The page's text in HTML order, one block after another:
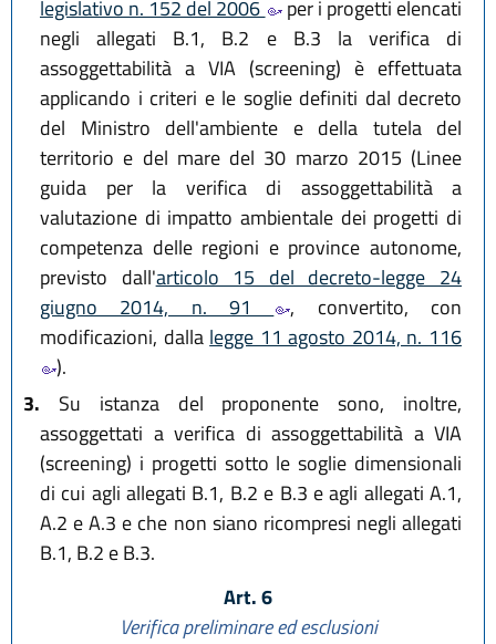
legislativo n. 152 del 2006
per i progetti elencati
negli allegati B.1, B.2 e B.3 la verifica di
assoggettabilità a VIA (screening) è effettuata
applicando i criteri e le soglie definiti dal decreto
del Ministro dell'ambiente e della tutela del
territorio e del mare del 30 marzo 2015 (Linee
guida per la verifica di assoggettabilità a
valutazione di impatto ambientale dei progetti di
competenza delle regioni e province autonome,
previsto dall'articolo 15 del decreto-legge 24
giugno 2014, n. 91
, convertito, con
modificazioni, dalla legge 11 agosto 2014, n. 116
).
3. Su istanza del proponente sono, inoltre,
assoggettati a verifica di assoggettabilità a VIA
(screening) i progetti sotto le soglie dimensionali
di cui agli allegati B.1, B.2 e B.3 e agli allegati A.1,
A.2 e A.3 e che non siano ricompresi negli allegati
B.1, B.2 e B.3.
Art. 6
Verifica preliminare ed esclusioni